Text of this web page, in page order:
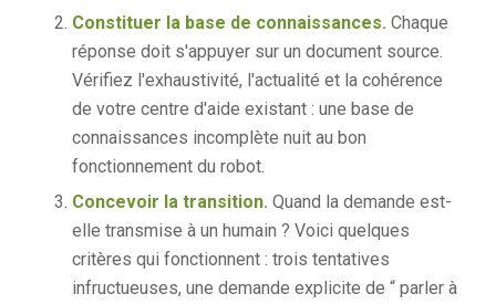
Constituer la base de connaissances.Chaque
réponse doit s'appuyer sur un document source.
Vérifiez l'exhaustivité, l'actualité et la cohérence
de votre centre d'aide existant : une base de
connaissances incomplète nuit au bon
fonctionnement du robot.
Concevoir la transition.Quand la demande est-
elle transmise à un humain ? Voici quelques
critères qui fonctionnent : trois tentatives
infructueuses, une demande explicite de “ parler à